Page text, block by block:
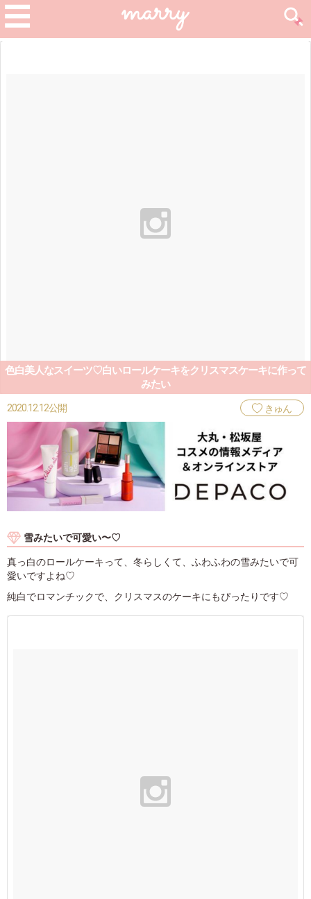
色白美人なスイーツ♡白いロールケーキをクリスマスケーキに作って
みたい
2020.12.12公開 きゅん
雪みたいで可愛い〜♡
真っ白のロールケーキって、冬らしくて、ふわふわの雪みたいで可
愛いですよね♡
純白でロマンチックで、クリスマスのケーキにもぴったりです♡